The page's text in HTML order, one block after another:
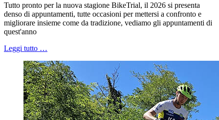
Tutto pronto per la nuova stagione BikeTrial, il 2026 si presenta
denso di appuntamenti, tutte occasioni per mettersi a confronto e
migliorare insieme come da tradizione, vediamo gli appuntamenti di
quest'anno
Leggi tutto …